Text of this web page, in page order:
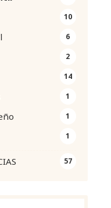
57
10
6
2
14
1
1
1